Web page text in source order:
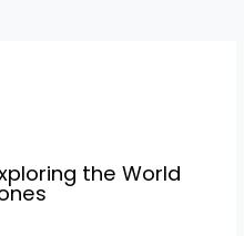
the World